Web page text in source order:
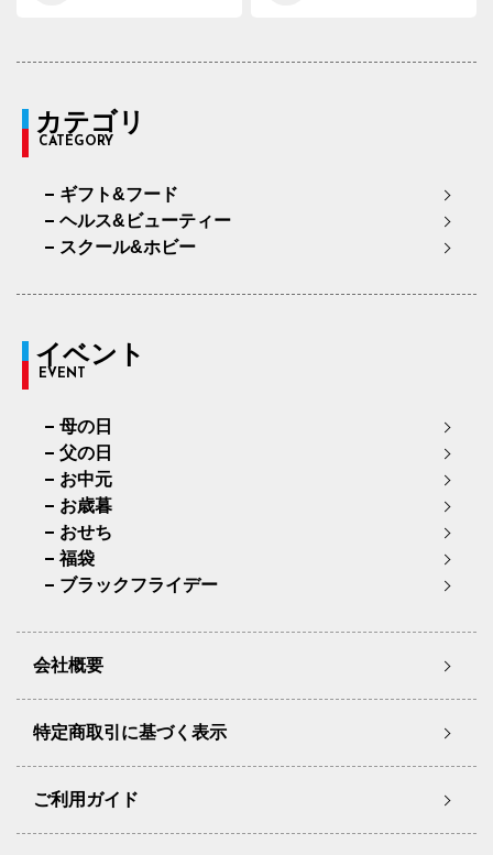
カテゴリ
CATEGORY
ギフト&フード
ヘルス&ビューティー
スクール&ホビー
イベント
EVENT
母の日
父の日
お中元
お歳暮
おせち
福袋
ブラックフライデー
会社概要
特定商取引に基づく表示
ご利用ガイド